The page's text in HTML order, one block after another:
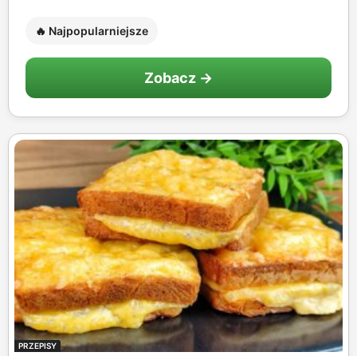
🔥 Najpopularniejsze
Zobacz →
PRZEPISY